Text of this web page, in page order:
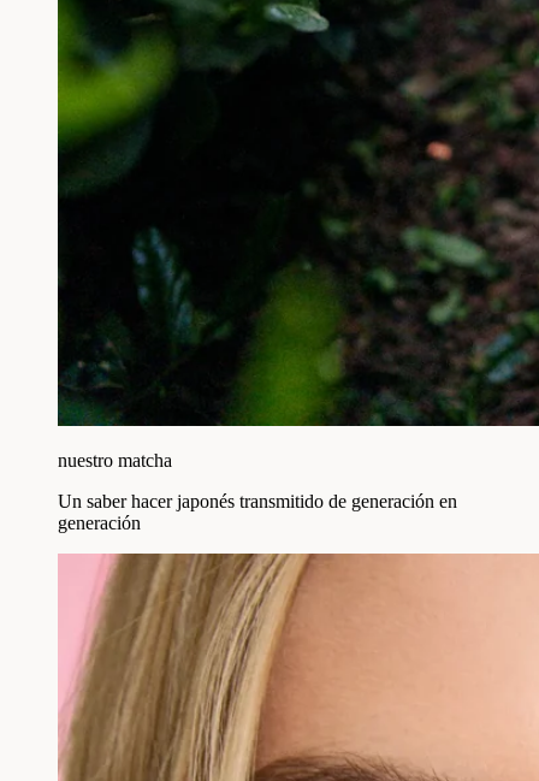
nuestro matcha
Un saber hacer japonés transmitido de generación en
generación